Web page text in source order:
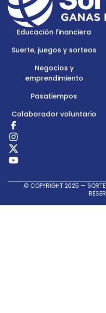
Logo
Educación financiera
Suerte, juegos y sorteos
Negocios y
emprendimiento
Pasatiempos
Colaborador voluntario
Redes
Sociales
© COPYRIGHT 2025 —